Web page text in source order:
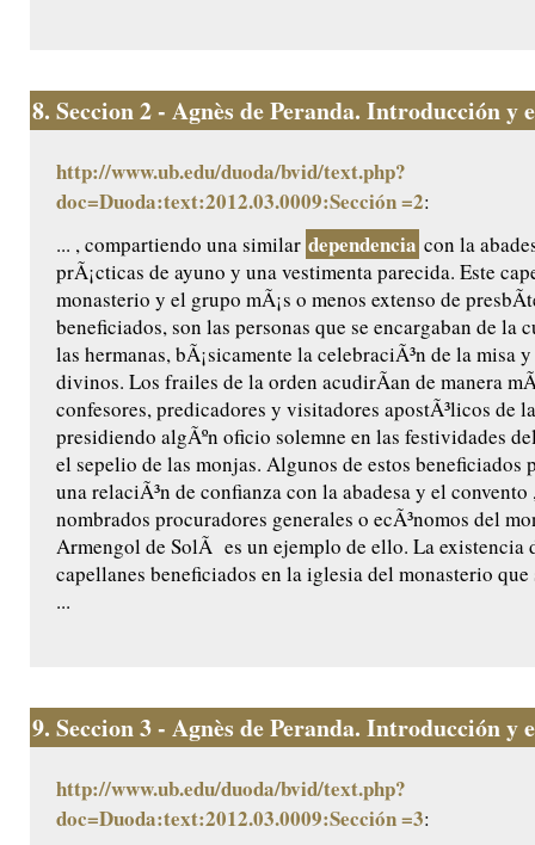
8. Seccion 2 - Agnès de Peranda. Introducción y
http://www.ub.edu/duoda/bvid/text.php?
doc=Duoda:text:2012.03.0009:Sección =2:
... , compartiendo una similar dependencia con la
prÃ¡cticas de ayuno y una vestimenta parecida. Este
monasterio y el grupo mÃ¡s o menos extenso de
beneficiados, son las personas que se encargaban de la
las hermanas, bÃ¡sicamente la celebraciÃ³n de la misa
divinos. Los frailes de la orden acudirÃ­an de manera
confesores, predicadores y visitadores apostÃ³licos de
presidiendo algÃºn oficio solemne en las festividades
el sepelio de las monjas. Algunos de estos beneficiados
una relaciÃ³n de confianza con la abadesa y el convento
nombrados procuradores generales o ecÃ³nomos del
Armengol de SolÃ es un ejemplo de ello. La existencia
capellanes beneficiados en la iglesia del monasterio que
...
9. Seccion 3 - Agnès de Peranda. Introducción y
http://www.ub.edu/duoda/bvid/text.php?
doc=Duoda:text:2012.03.0009:Sección =3: